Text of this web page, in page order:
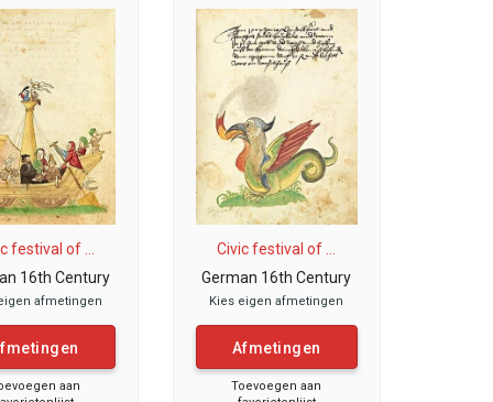
festival of ...
16th Century
afmetingen
aan
Civic festival of ...
German 16th Century
Kies eigen afmetingen
Afmetingen
Toevoegen aan